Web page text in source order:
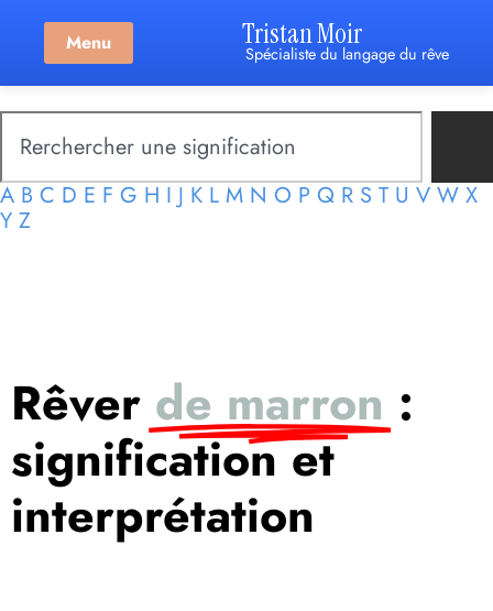
Menu Tristan Moir
Spécialiste du langage du rêve
A B C D E F G H I J K L M N O P Q R S T U V W X
Y Z
Rêver de marron :
signification et
interprétation